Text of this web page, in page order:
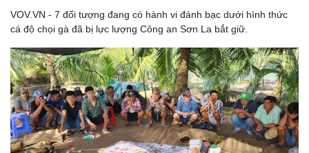
VOV.VN - 7 đối tượng đang có hành vi đánh bạc dưới hình thức
cá độ chọi gà đã bị lực lượng Công an Sơn La bắt giữ.